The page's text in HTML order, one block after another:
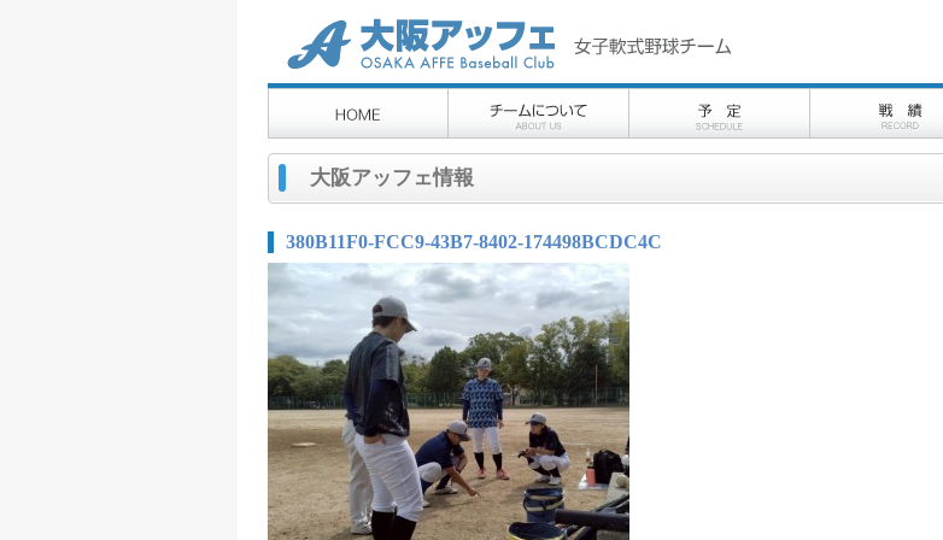
大阪アッフェ情報
380B11F0-FCC9-43B7-8402-174498BCDC4C